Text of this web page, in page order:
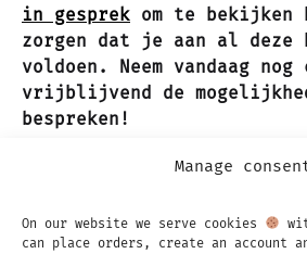
Manage
On our website we serve cookies
can place orders, create an account
in gesprek om te bekijken
zorgen dat je aan al deze
voldoen. Neem vandaag
vrijblijvend de
bespreken!